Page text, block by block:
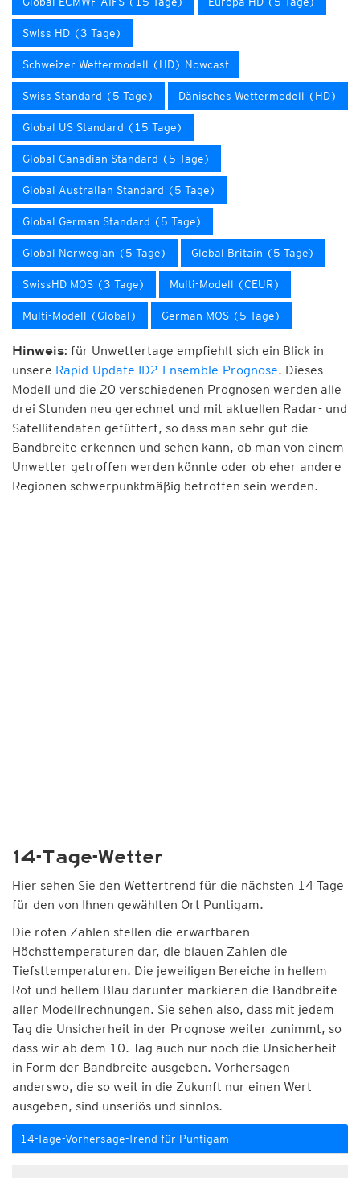
Swiss HD (3 Tage)
Schweizer Wettermodell (HD) Nowcast
Swiss Standard (5 Tage) Dänisches Wettermodell (HD)
Global US Standard (15 Tage)
Global Canadian Standard (5 Tage)
Global Australian Standard (5 Tage)
Global German Standard (5 Tage)
Global Norwegian (5 Tage) Global Britain (5 Tage)
SwissHD MOS (3 Tage) Multi-Modell (CEUR)
Multi-Modell (Global) German MOS (5 Tage)
Hinweis: für Unwettertage empfiehlt sich ein Blick in
unsere Rapid-Update ID2-Ensemble-Prognose. Dieses
Modell und die 20 verschiedenen Prognosen werden alle
drei Stunden neu gerechnet und mit aktuellen Radar- und
Satellitendaten gefüttert, so dass man sehr gut die
Bandbreite erkennen und sehen kann, ob man von einem
Unwetter getroffen werden könnte oder ob eher andere
Regionen schwerpunktmäßig betroffen sein werden.
14-Tage-Wetter
Hier sehen Sie den Wettertrend für die nächsten 14 Tage
für den von Ihnen gewählten Ort Puntigam.
Die roten Zahlen stellen die erwartbaren
Höchsttemperaturen dar, die blauen Zahlen die
Tiefsttemperaturen. Die jeweiligen Bereiche in hellem
Rot und hellem Blau darunter markieren die Bandbreite
aller Modellrechnungen. Sie sehen also, dass mit jedem
Tag die Unsicherheit in der Prognose weiter zunimmt, so
dass wir ab dem 10. Tag auch nur noch die Unsicherheit
in Form der Bandbreite ausgeben. Vorhersagen
anderswo, die so weit in die Zukunft nur einen Wert
ausgeben, sind unseriös und sinnlos.
14-Tage-Vorhersage-Trend für Puntigam